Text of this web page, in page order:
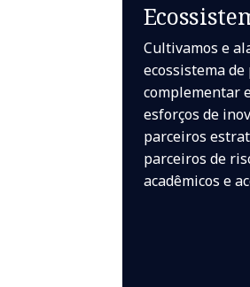
Cultivamos e
ecossistema
complementar
esforços de
parceiros
parceiros de
acadêmicos e